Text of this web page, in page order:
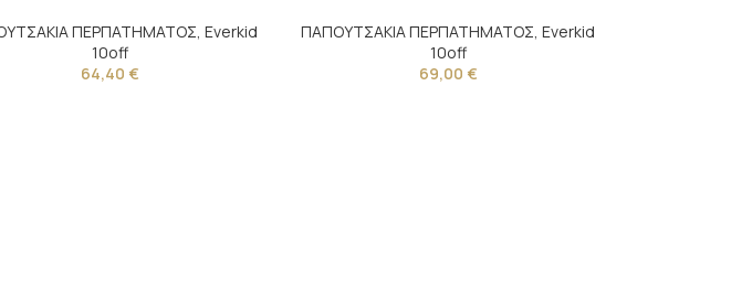
ΠΕΡΠΑΤΗΜΑΤΟΣ, Everkid
10off
64,40 €
ΠΑΠΟΥΤΣΑΚΙΑ ΠΕΡΠΑΤΗΜΑΤΟΣ,Everkid
10off
69,00 €